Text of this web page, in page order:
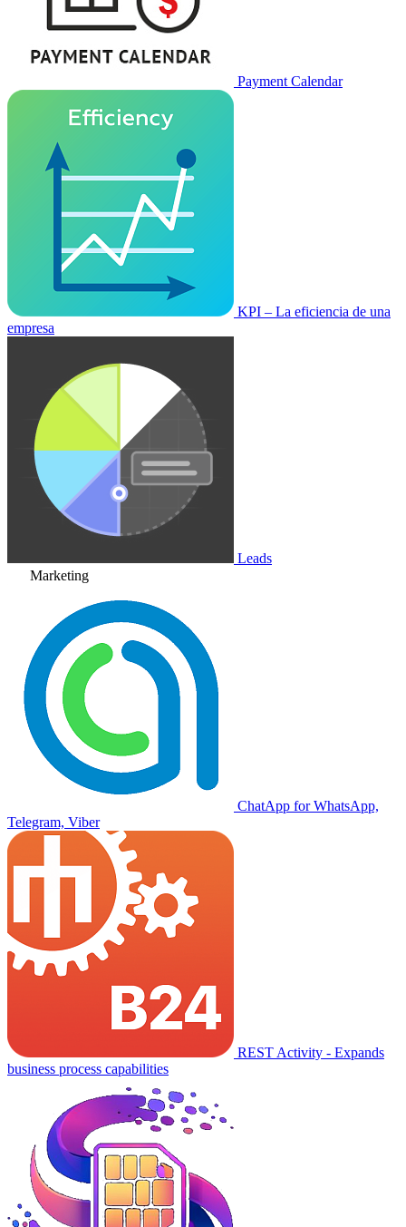
Payment Calendar
KPI – La eficiencia de una
empresa
Leads
Marketing
ChatApp for WhatsApp,
Telegram, Viber
REST Activity - Expands
business process capabilities